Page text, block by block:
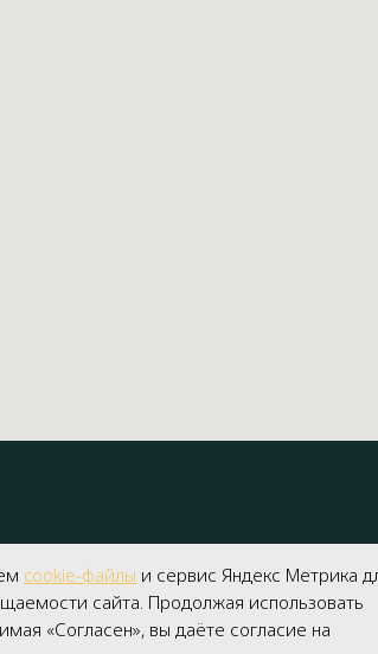
cookie-файлы и сервис Яндекс Метрика
сайта. Продолжая использовать
«Согласен», вы даёте согласие на
Получить